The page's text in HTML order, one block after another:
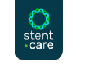
Skip to main content